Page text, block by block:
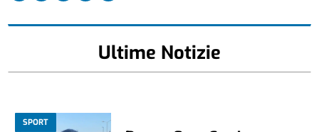
Ultime Notizie
SPORT